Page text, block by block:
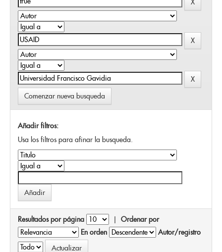
Comenzar nueva busqueda
Añadir filtros:
Usa los filtros para afinar la busqueda.
Resultados por página | Ordenar por
En orden
Autor/registro